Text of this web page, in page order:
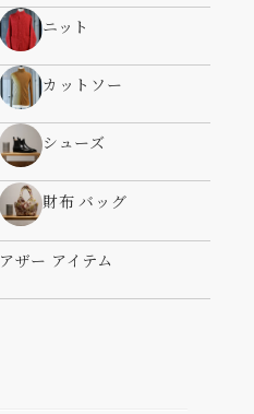
ニット
カットソー
シューズ
財布 バッグ
アザー アイテム